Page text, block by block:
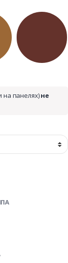
на панелях)не